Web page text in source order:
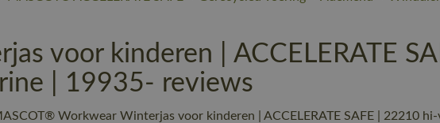
voor kinderen | ACCELERATE
| 19935- reviews
Workwear Winterjas voor kinderen | ACCELERATE SAFE | 22210